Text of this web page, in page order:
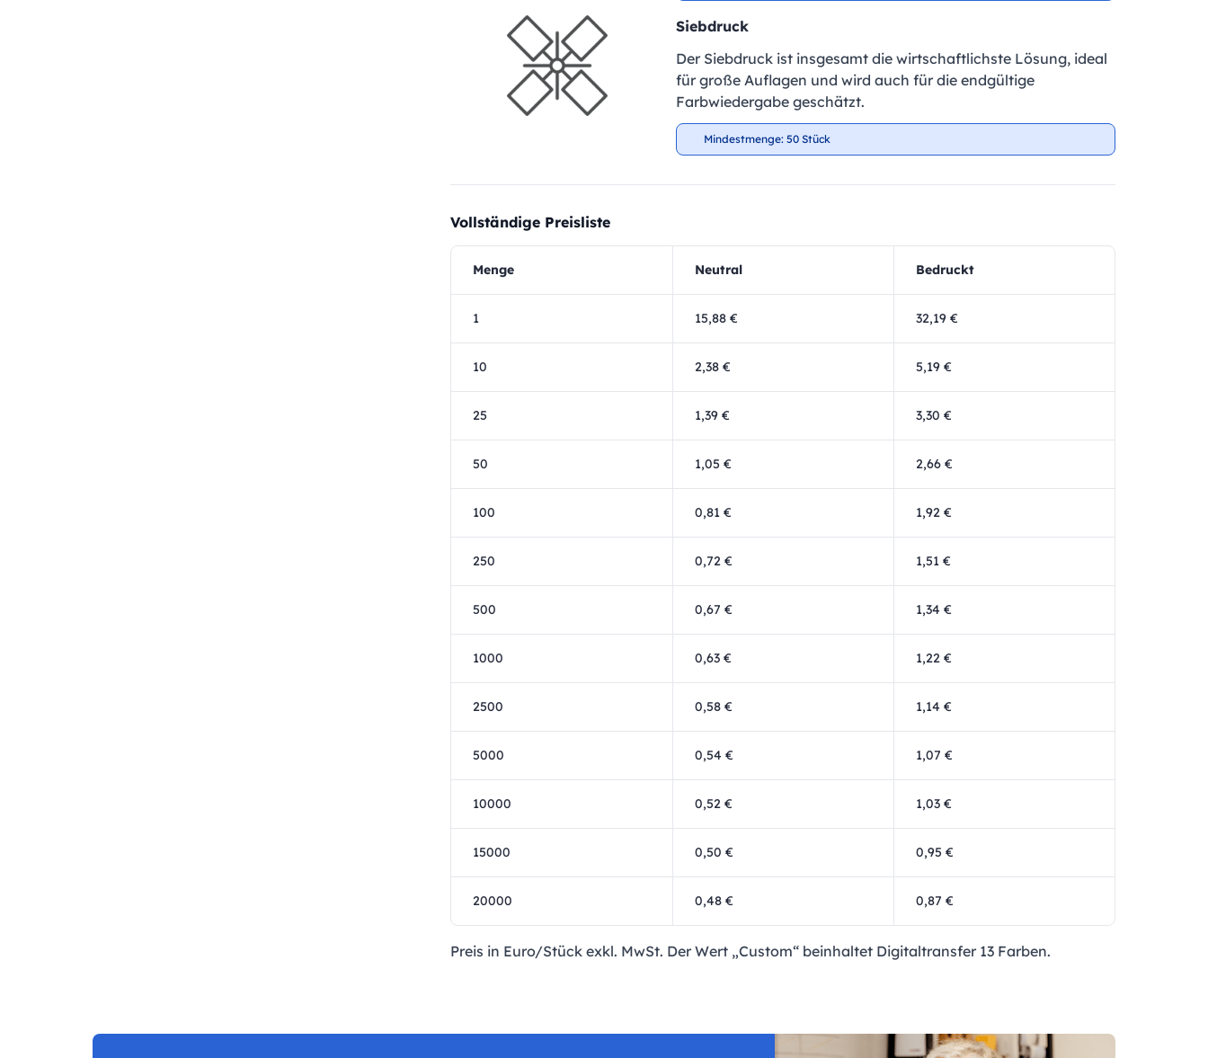
Siebdruck
Der Siebdruck ist insgesamt die wirtschaftlichste Lösung, ideal
für große Auflagen und wird auch für die endgültige
Farbwiedergabe geschätzt.
Mindestmenge: 50 Stück
Vollständige Preisliste
Menge Neutral Bedruckt
1 15,88 € 32,19 €
10 2,38 € 5,19 €
25 1,39 € 3,30 €
50 1,05 € 2,66 €
100 0,81 € 1,92 €
250 0,72 € 1,51 €
500 0,67 € 1,34 €
1000 0,63 € 1,22 €
2500 0,58 € 1,14 €
5000 0,54 € 1,07 €
10000 0,52 € 1,03 €
15000 0,50 € 0,95 €
20000 0,48 € 0,87 €
Preis in Euro/Stück exkl. MwSt. Der Wert „Custom“ beinhaltet Digitaltransfer 13 Farben.